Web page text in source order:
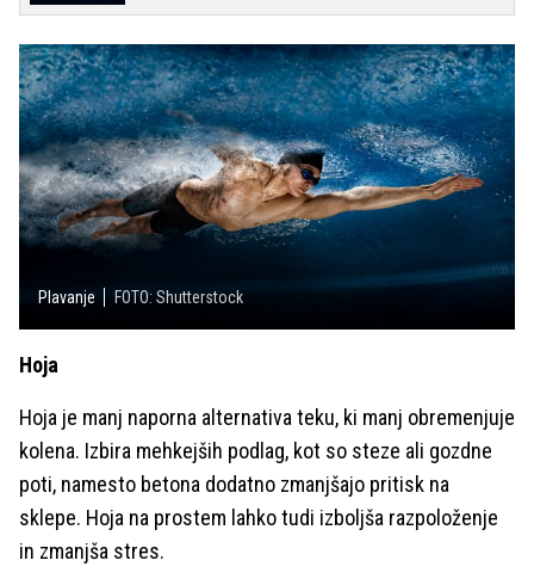
Plavanje FOTO: Shutterstock
Hoja
Hoja je manj naporna alternativa teku, ki manj obremenjuje
kolena. Izbira mehkejših podlag, kot so steze ali gozdne
poti, namesto betona dodatno zmanjšajo pritisk na
sklepe. Hoja na prostem lahko tudi izboljša razpoloženje
in zmanjša stres.